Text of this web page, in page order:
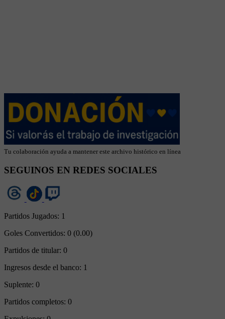
Tu colaboración ayuda a mantener este archivo histórico en línea
SEGUINOS EN REDES SOCIALES
Partidos Jugados: 1
Goles Convertidos: 0 (0.00)
Partidos de titular: 0
Ingresos desde el banco: 1
Suplente: 0
Partidos completos: 0